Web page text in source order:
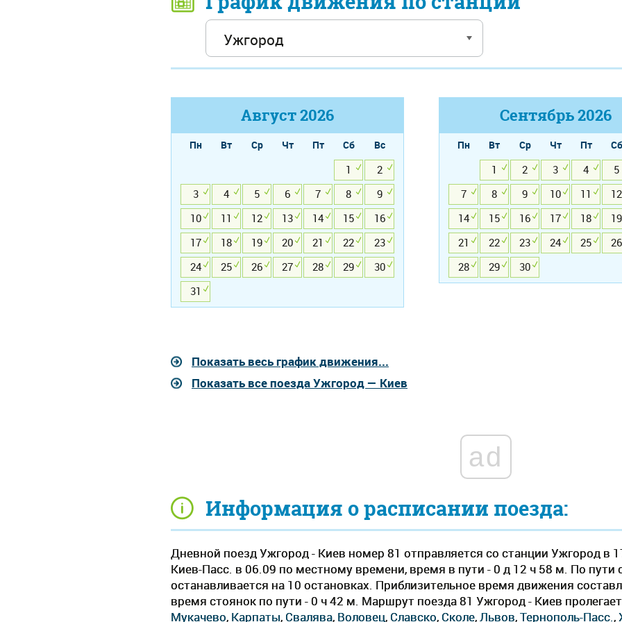
Информация о расписании поезда:
Дневной поезд Ужгород - Киев номер 81 отправляется со станции Ужгород в
Киев-Пасс. в 06.09 по местному времени, время в пути - 0 д 12 ч 58 м. По пути
останавливается на 10 остановках. Приблизительное время движения
время стоянок по пути - 0 ч 42 м. Маршрут поезда 81 Ужгород - Киев
Мукачево, Карпаты, Свалява, Воловец, Славско, Сколе,Львов,Тернополь-Пасс.,
Август2026
Пн Вт Ср Чт Пт Сб
Вс
1
2
3
4 5 6 7 8
9
10
11 12 13 14 15
16
17
18 19 20 21 22
23
24
25 26 27 28 29
30
31
Сентябрь2026
Пн Вт Ср Чт Пт Сб
1
2 3 4 5
7
8 9 10 11 12
14
15 16 17 18 19
21
22 23 24 25 26
28
29 30
Показать весь график движения...
Показать все поезда Ужгород — Киев
ad